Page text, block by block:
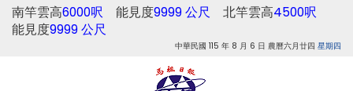
南竿雲高6000呎 能見度9999 公尺 北竿雲高4500呎
能見度9999 公尺
中華民國 115 年 8 月 6 日 農曆六月廿四 星期四